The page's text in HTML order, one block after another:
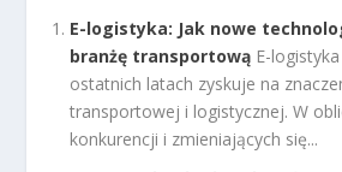
E-logistyka: Jak nowe
branżę transportową E-
ostatnich latach zyskuje na
transportowej i logistycznej. W
konkurencji i zmieniających się...